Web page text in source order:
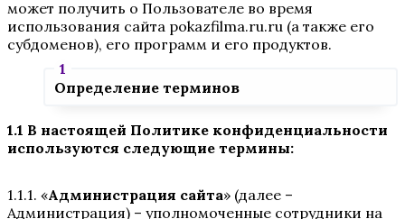
может получить о Пользователе во время
использования сайта pokazfilma.ru.ru (а также его
субдоменов), его программ и его продуктов.
Определение терминов
1.1 В настоящей Политике конфиденциальности
используются следующие термины:
1.1.1. «Администрация сайта» (далее –
Администрация) – уполномоченные сотрудники на